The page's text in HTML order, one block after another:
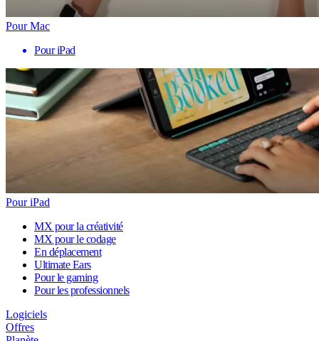
Pour Mac
Pour iPad
Pour iPad
MX pour la créativité
MX pour le codage
En déplacement
Ultimate Ears
Pour le gaming
Pour les professionnels
Logiciels
Offres